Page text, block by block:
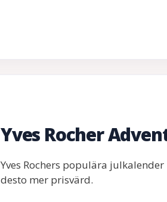
Yves Rocher
Yves Rochers populära
desto mer prisvärd.